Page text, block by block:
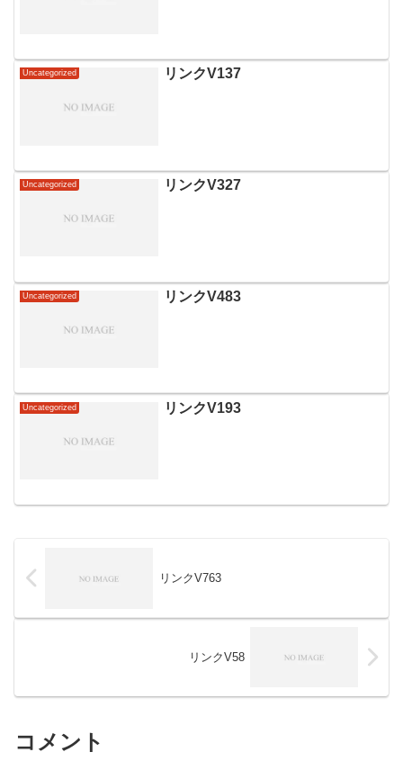
Uncategorized リンクV137
Uncategorized リンクV327
Uncategorized リンクV483
Uncategorized リンクV193
リンクV763
リンクV58
コメント